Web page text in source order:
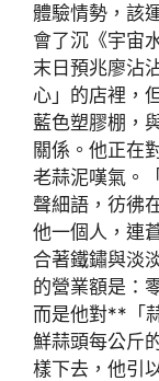
體驗情勢，該
會了沉《宇宙
末日預兆廖沾
心」的店裡，
藍色塑膠棚，
關係。他正在
老蒜泥嘆氣。
聲細語，彷彿
他一個人，連
合著鐵鏽與淡
的營業額是：
而是他對**「
鮮蒜頭每公斤
樣下去，他引